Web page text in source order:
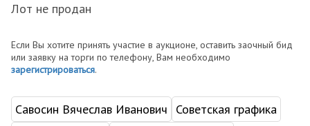
Лот не продан
Если Вы хотите принять участие в аукционе, оставить заочный бид
или заявку на торги по телефону, Вам необходимо
зарегистрироваться.
Савосин Вячеслав Иванович
Советская графика